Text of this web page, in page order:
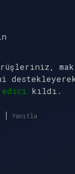
edici kıldı.
Yanıtla